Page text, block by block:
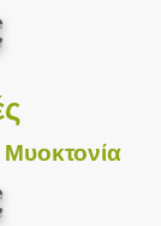
Μυοκτονία